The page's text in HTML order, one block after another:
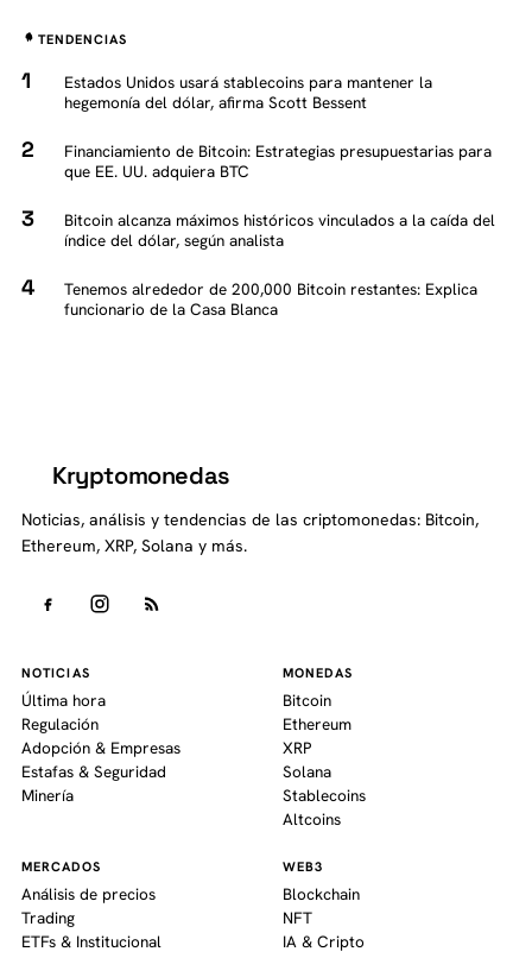
TENDENCIAS
Estados Unidos usará stablecoins para mantener la
hegemonía del dólar, afirma Scott Bessent
Financiamiento de Bitcoin: Estrategias presupuestarias para
que EE. UU. adquiera BTC
Bitcoin alcanza máximos históricos vinculados a la caída del
índice del dólar, según analista
Tenemos alrededor de 200,000 Bitcoin restantes: Explica
funcionario de la Casa Blanca
Kryptomonedas
Noticias, análisis y tendencias de las criptomonedas: Bitcoin,
Ethereum, XRP, Solana y más.
NOTICIAS
Última hora
Regulación
Adopción & Empresas
Estafas & Seguridad
Minería
MONEDAS
Bitcoin
Ethereum
XRP
Solana
Stablecoins
Altcoins
MERCADOS
Análisis de precios
Trading
ETFs & Institucional
WEB3
Blockchain
NFT
IA & Cripto